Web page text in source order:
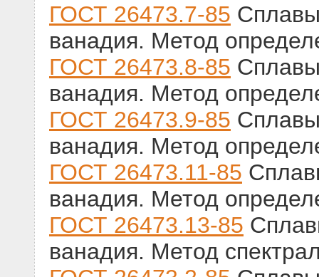
ГОСТ 26473.7-85
ванадия. Метод
ГОСТ 26473.8-85
ванадия. Метод
ГОСТ 26473.9-85
ванадия. Метод
ГОСТ 26473.11-85
ванадия. Метод
ГОСТ 26473.13-85
ванадия. Метод